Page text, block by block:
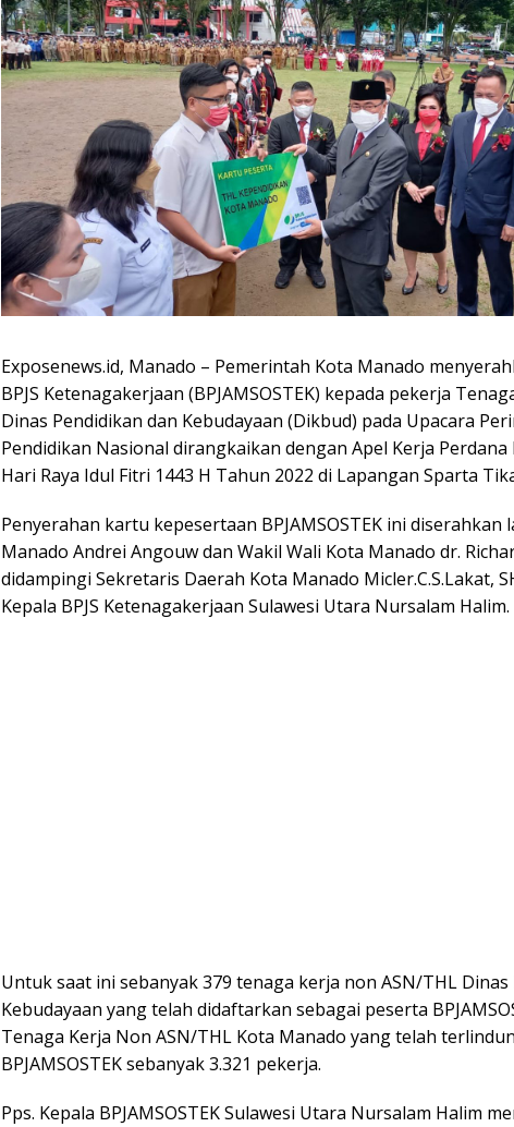
Exposenews.id, Manado – Pemerintah Kota Manado
BPJS Ketenagakerjaan (BPJAMSOSTEK) kepada pekerja
Dinas Pendidikan dan Kebudayaan (Dikbud) pada Upacara
Pendidikan Nasional dirangkaikan dengan Apel Kerja Perdana
Hari Raya Idul Fitri 1443 H Tahun 2022 di Lapangan Sparta
Penyerahan kartu kepesertaan BPJAMSOSTEK ini diserahkan
Manado Andrei Angouw dan Wakil Wali Kota Manado dr.
didampingi Sekretaris Daerah Kota Manado Micler.C.S.Lakat,
Kepala BPJS Ketenagakerjaan Sulawesi Utara Nursalam Halim.
Untuk saat ini sebanyak 379 tenaga kerja non ASN/THL Dinas
Kebudayaan yang telah didaftarkan sebagai peserta
Tenaga Kerja Non ASN/THL Kota Manado yang telah
BPJAMSOSTEK sebanyak 3.321 pekerja.
Pps. Kepala BPJAMSOSTEK Sulawesi Utara Nursalam Halim